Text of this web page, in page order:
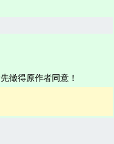
徵得原作者同意！